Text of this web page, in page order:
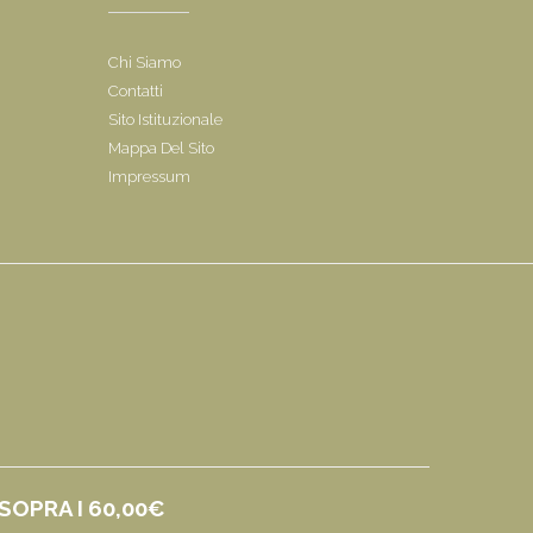
Chi Siamo
Contatti
Sito Istituzionale
Mappa Del Sito
Impressum
I 60,00€